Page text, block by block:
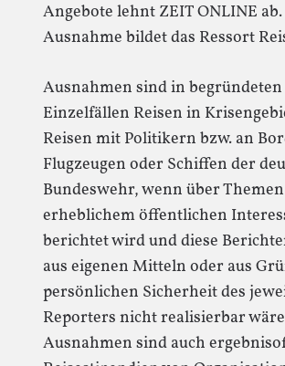
Angebote lehnt ZEIT ONLINE
Ausnahme bildet das Ressort
Ausnahmen sind in begründeten
Einzelfällen Reisen in
Reisen mit Politikern bzw. an
Flugzeugen oder Schiffen der
Bundeswehr, wenn über
erheblichem öffentlichen
berichtet wird und diese
aus eigenen Mitteln oder aus
persönlichen Sicherheit des
Reporters nicht realisierbar
Ausnahmen sind auch